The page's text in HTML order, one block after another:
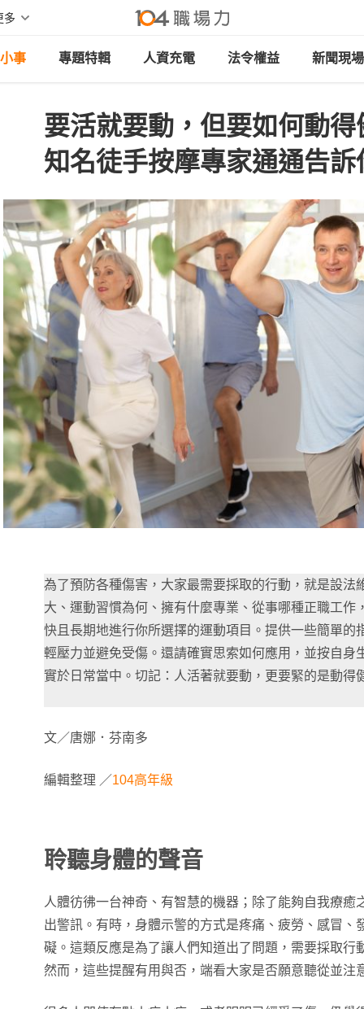
多
事 專題特輯 人資充電 法令權益 新聞現場
要活就要動，但要如何動
知名徒手按摩專家通通告訴
為了預防各種傷害，大家最需要採取的行動，就是設法
大、運動習慣為何、擁有什麼專業、從事哪種正職工作
快且長期地進行你所選擇的運動項目。提供一些簡單的
輕壓力並避免受傷。還請確實思索如何應用，並按自身
實於日常當中。切記：人活著就要動，更要緊的是動得
文／唐娜．芬南多
編輯整理 ／104高年級
聆聽身體的聲音
人體彷彿一台神奇、有智慧的機器；除了能夠自我療癒
出警訊。有時，身體示警的方式是疼痛、疲勞、感冒、
礙。這類反應是為了讓人們知道出了問題，需要採取行
然而，這些提醒有用與否，端看大家是否願意聽從並注